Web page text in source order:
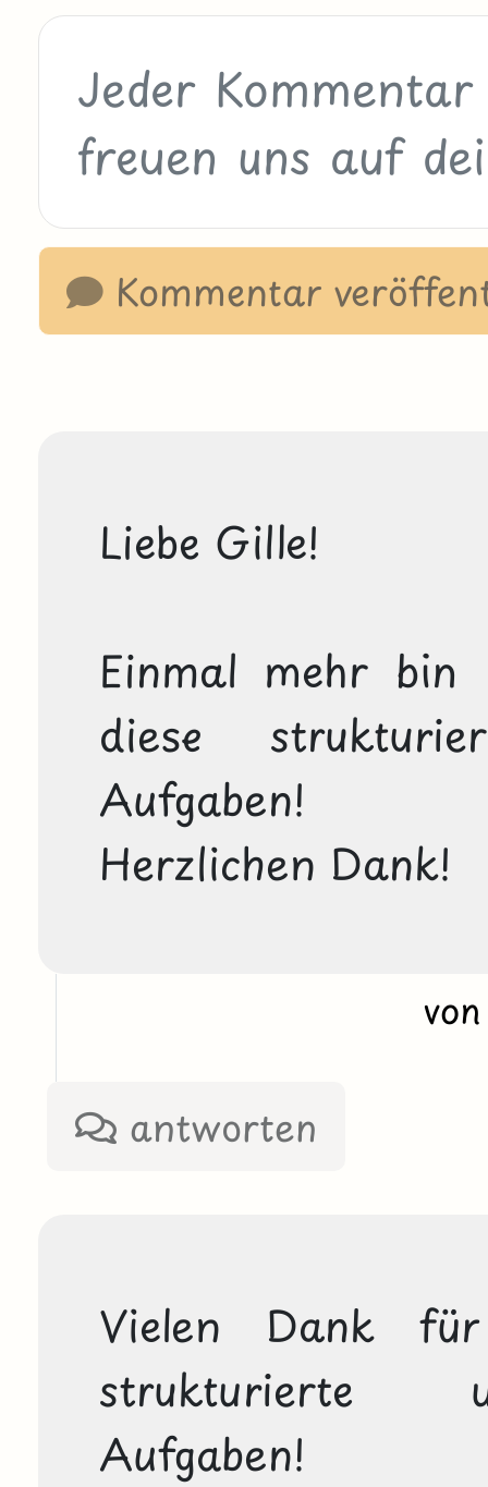
Kommentar
Liebe Gille!
Einmal mehr
diese
Aufgaben!
Herzlichen Dank!
antworten
Vielen Dank
strukturierte
Aufgaben!